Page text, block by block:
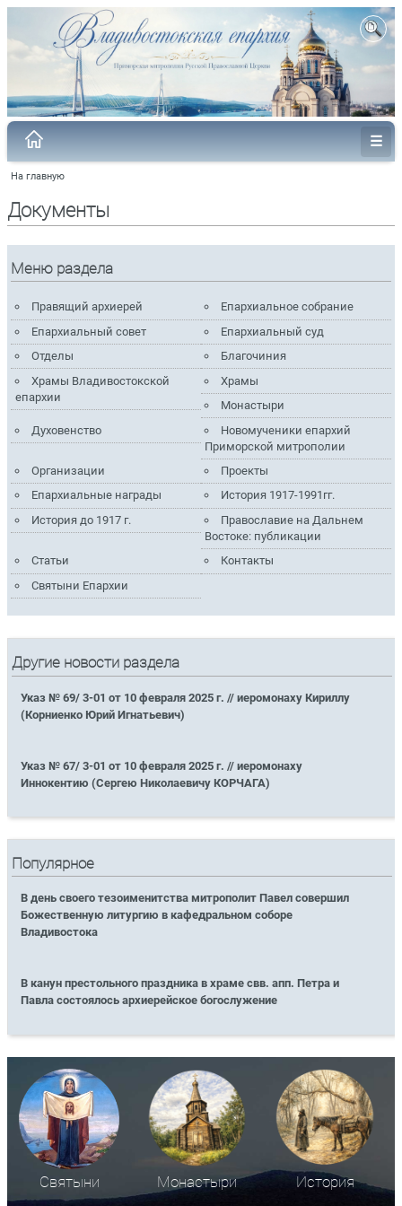
На главную
Документы
Меню раздела
Правящий архиерей
Епархиальное собрание
Епархиальный совет
Епархиальный суд
Отделы
Благочиния
Храмы Владивостокской
епархии
Храмы
Монастыри
Духовенство
Новомученики епархий
Приморской митрополии
Организации
Проекты
Епархиальные награды
История 1917-1991гг.
История до 1917 г.
Православие на Дальнем
Востоке: публикации
Статьи
Контакты
Святыни Епархии
Другие новости раздела
Указ № 69/ 3-01 от 10 февраля 2025 г. // иеромонаху Кириллу
(Корниенко Юрий Игнатьевич)
Указ № 67/ 3-01 от 10 февраля 2025 г. // иеромонаху
Иннокентию (Сергею Николаевичу КОРЧАГА)
Популярное
В день своего тезоименитства митрополит Павел совершил
Божественную литургию в кафедральном соборе
Владивостока
В канун престольного праздника в храме свв. апп. Петра и
Павла состоялось архиерейское богослужение
Святыни Монастыри История